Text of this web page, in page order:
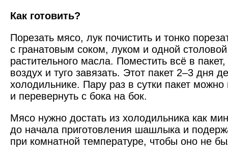
Как готовить?
Порезать мясо, лук почистить и тонко
с гранатовым соком, луком и одной
растительного масла. Поместить всё в пакет,
воздух и туго завязать. Этот пакет 2–3 дня
холодильнике. Пару раз в сутки пакет можно
и перевернуть с бока на бок.
Мясо нужно достать из холодильника как
до начала приготовления шашлыка и
при комнатной температуре, чтобы оно не